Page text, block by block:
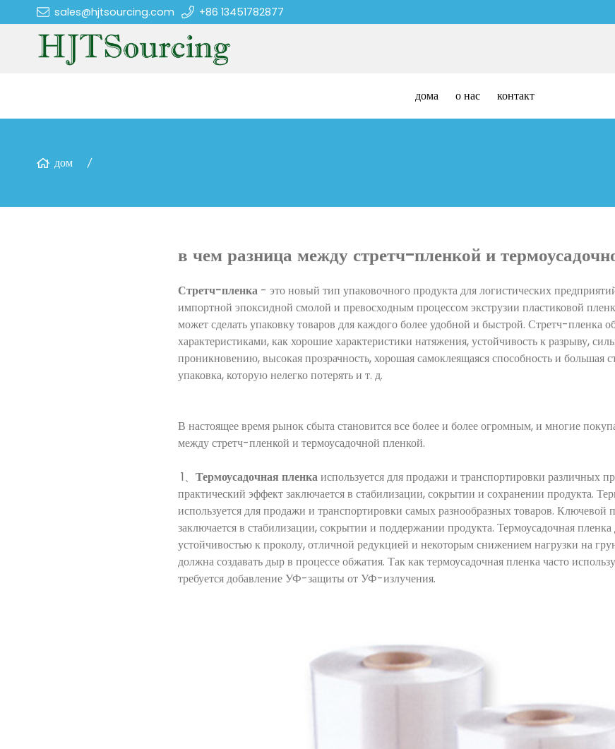
sales@hjtsourcing.com +86 13451782877
дома о нас контакт
дом
в чем разница между стретч-пленкой и
Стретч-пленка - это новый тип упаковочного продукта для логистических
импортной эпоксидной смолой и превосходным процессом экструзии пластиковой
может сделать упаковку товаров для каждого более удобной и быстрой. Стретч-пленка
характеристиками, как хорошие характеристики натяжения, устойчивость к разрыву,
проникновению, высокая прозрачность, хорошая самоклеящаяся способность и большая
упаковка, которую нелегко потерять и т. д.
В настоящее время рынок сбыта становится все более и более огромным, и многие
между стретч-пленкой и термоусадочной пленкой.
1、 Термоусадочная пленкаиспользуется для продажи и транспортировки различных
практический эффект заключается в стабилизации, сокрытии и сохранении продукта.
используется для продажи и транспортировки самых разнообразных товаров. Ключевой
заключается в стабилизации, сокрытии и поддержании продукта. Термоусадочная
устойчивостью к проколу, отличной редукцией и некоторым снижением нагрузки на
должна создавать дыр в процессе обжатия. Так как термоусадочная пленка часто
требуется добавление УФ-защиты от УФ-излучения.